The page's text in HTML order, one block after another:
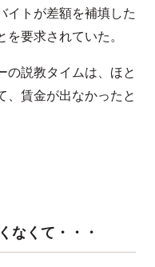
イトが差額を補填した
要求されていた。
の説教タイムは、ほと
、賃金が出なかったと
なくて・・・